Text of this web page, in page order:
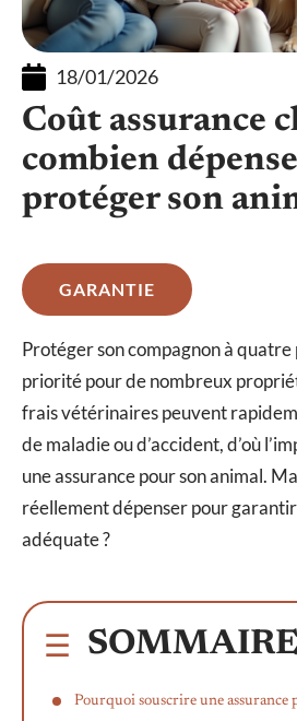
18/01/2026
Coût assurance
combien
protéger son
GARANTIE
Protéger son compagnon à quatre
priorité pour de nombreux
frais vétérinaires peuvent
de maladie ou d’accident, d’où
une assurance pour son animal.
réellement dépenser pour
adéquate ?
SOMMAIRE
Pourquoi souscrire une assurance